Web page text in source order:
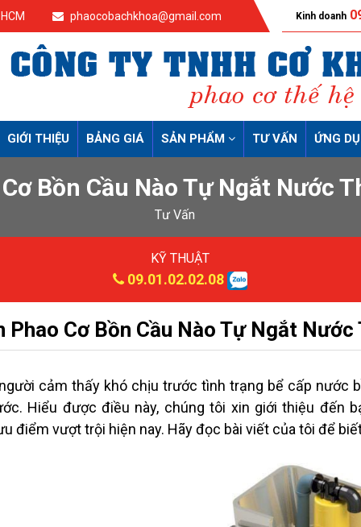
phaocobachkhoa@gmail.com Kinh doanh
GIỚI THIỆU BẢNG GIÁ SẢN PHẨM TƯ VẤN ỨNG
Bồn Cầu Nào Tự Ngắt Nước
Tư Vấn
KỸ THUẬT
09.01.02.02.08
Phao Cơ Bồn Cầu Nào Tự Ngắt
cảm thấy khó chịu trước tình trạng bể cấp nước
Hiểu được điều này, chúng tôi xin giới thiệu đến
điểm vượt trội hiện nay. Hãy đọc bài viết của tôi để